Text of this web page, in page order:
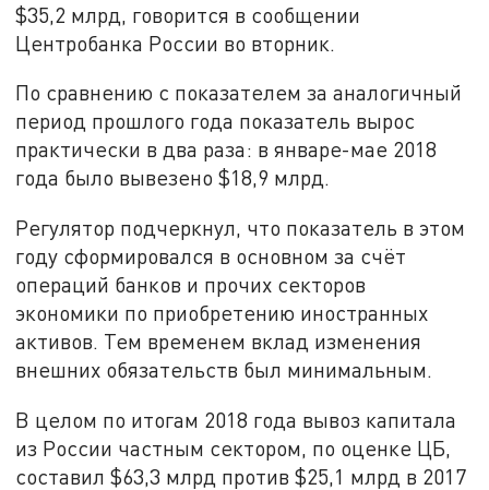
$35,2 млрд, говорится в сообщении
Центробанка России во вторник.
По сравнению с показателем за аналогичный
период прошлого года показатель вырос
практически в два раза: в январе-мае 2018
года было вывезено $18,9 млрд.
Регулятор подчеркнул, что показатель в этом
году сформировался в основном за счёт
операций банков и прочих секторов
экономики по приобретению иностранных
активов. Тем временем вклад изменения
внешних обязательств был минимальным.
В целом по итогам 2018 года вывоз капитала
из России частным сектором, по оценке ЦБ,
составил $63,3 млрд против $25,1 млрд в 2017